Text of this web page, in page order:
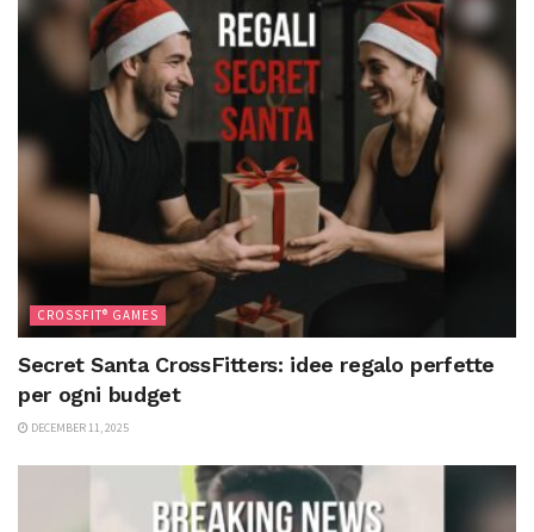
CROSSFIT® GAMES
Secret Santa CrossFitters: idee regalo perfette
per ogni budget
DECEMBER 11, 2025